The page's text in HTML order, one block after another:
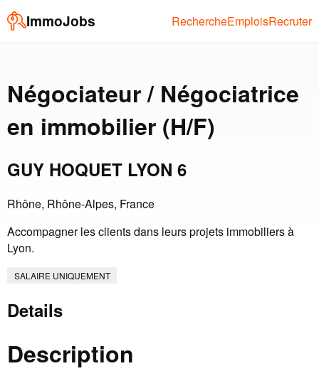
ImmoJobs RechercheEmploisRecruter
Négociateur / Négociatrice
en immobilier (H/F)
GUY HOQUET LYON 6
Rhône, Rhône-Alpes, France
Accompagner les clients dans leurs projets immobiliers à
Lyon.
SALAIRE UNIQUEMENT
Details
Description